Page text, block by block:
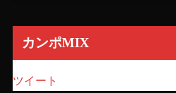
カンポMIX
ツイート